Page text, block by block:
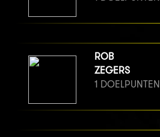
ROB
ZEGERS
1 DOELPUNTEN